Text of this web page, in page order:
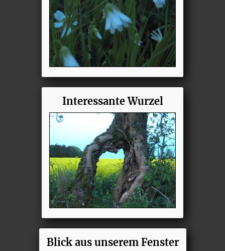
Interessante Wurzel
Blick aus unserem Fenster